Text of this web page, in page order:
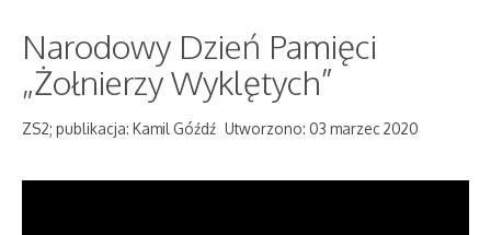
Narodowy Dzień Pamięci
„Żołnierzy Wyklętych”
ZS2; publikacja: Kamil Góźdź Utworzono: 03 marzec 2020